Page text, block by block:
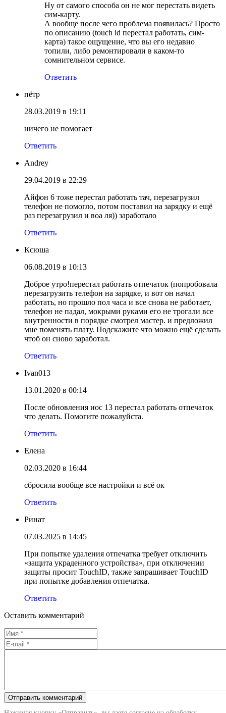
Ну от самого способа он не мог перестать видеть
сим-карту.
А вообще после чего проблема появилась? Просто
по описанию (touch id перестал работать, сим-
карта) такое ощущение, что вы его недавно
топили, либо ремонтировали в каком-то
сомнительном сервисе.
Ответить
пётр
28.03.2019 в 19:11
ничего не помогает
Ответить
Andrey
29.04.2019 в 22:29
Айфон 6 тоже перестал работать тач, перезагрузил
телефон не помогло, потом поставил на зарядку и ещё
раз перезагрузил и воа ля)) заработало
Ответить
Ксюша
06.08.2019 в 10:13
Доброе утро!перестал работать отпечаток (попробовала
перезагрузить телефон на зарядке, и вот он начал
работать, но прошло пол часа и все снова не работает,
телефон не падал, мокрыми руками его не трогали все
внутренности в порядке смотрел мастер. и предложил
мне поменять плату. Подскажите что можно ещё сделать
чтоб он сново заработал.
Ответить
Ivan013
13.01.2020 в 00:14
После обновления иос 13 перестал работать отпечаток
что делать. Помогите пожалуйста.
Ответить
Елена
02.03.2020 в 16:44
сбросила вообще все настройки и всё ок
Ответить
Ринат
07.03.2025 в 14:45
При попытке удаления отпечатка требует отключить
«защита украденного устройства», при отключении
защиты просит TouchID, также запрашивает TouchID
при попытке добавления отпечатка.
Ответить
Оставить комментарий